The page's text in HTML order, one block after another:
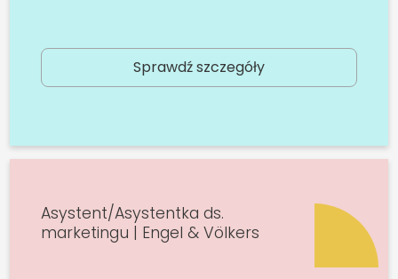
Sprawdź szczegóły
Asystent/Asystentka ds.
marketingu | Engel & Völkers